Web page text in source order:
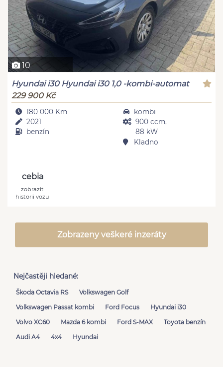
10
Hyundai i30 Hyundai i30 1,0 -kombi-automat
229 900 Kč
180 000 Km
2021
benzín
kombi
900 ccm,
88 kW
Kladno
cebia
zobrazit
historii vozu
Zobrazeny veškeré inzeráty
Nejčastěji hledané:
Škoda Octavia RS
Volkswagen Golf
Volkswagen Passat kombi
Ford Focus
Hyundai i30
Volvo XC60
Mazda 6 kombi Ford S-MAX
Toyota benzín
Audi A4
4x4 Hyundai